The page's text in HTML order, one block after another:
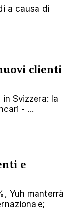
a causa di
clienti
Svizzera: la
- ...
e
Yuh manterrà